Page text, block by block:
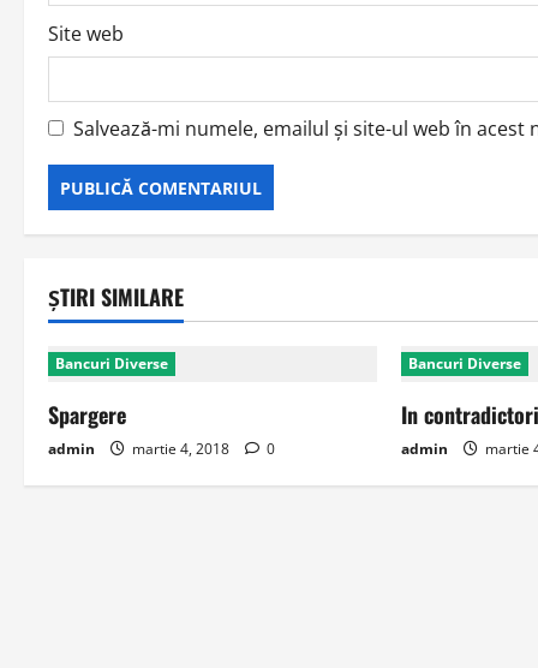
Site web
Salvează-mi numele, emailul și site-ul web în
ȘTIRI SIMILARE
Bancuri Diverse
Spargere
admin martie 4, 2018 0
Bancuri Diverse
In
admin martie